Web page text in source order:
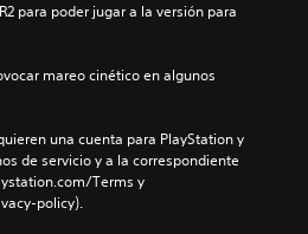
para poder jugar a la versión para
mareo cinético en algunos
una cuenta para PlayStation y
de servicio y a la correspondiente
Terms y
policy).